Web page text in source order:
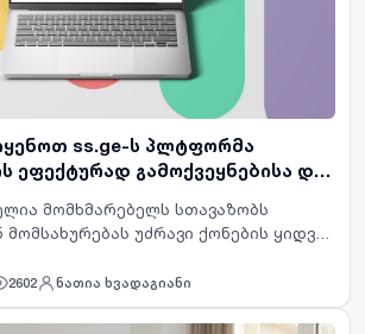
ss.ge-ს პლტფორმა
ეფექტურად გამოქვეყნებისა და
მომხმარებელს სთავაზობს
უძრავი ქონების ყიდვა-
ყიდვა, გაქირავება გაქვთ
2602 ნათია ხვადაგიანი